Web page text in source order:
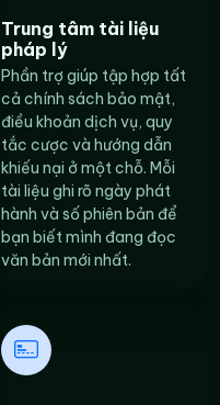
Trung tâm tài liệu
pháp lý
Phần trợ giúp tập hợp tất
cả chính sách bảo mật,
điều khoản dịch vụ, quy
tắc cược và hướng dẫn
khiếu nại ở một chỗ. Mỗi
tài liệu ghi rõ ngày phát
hành và số phiên bản để
bạn biết mình đang đọc
văn bản mới nhất.